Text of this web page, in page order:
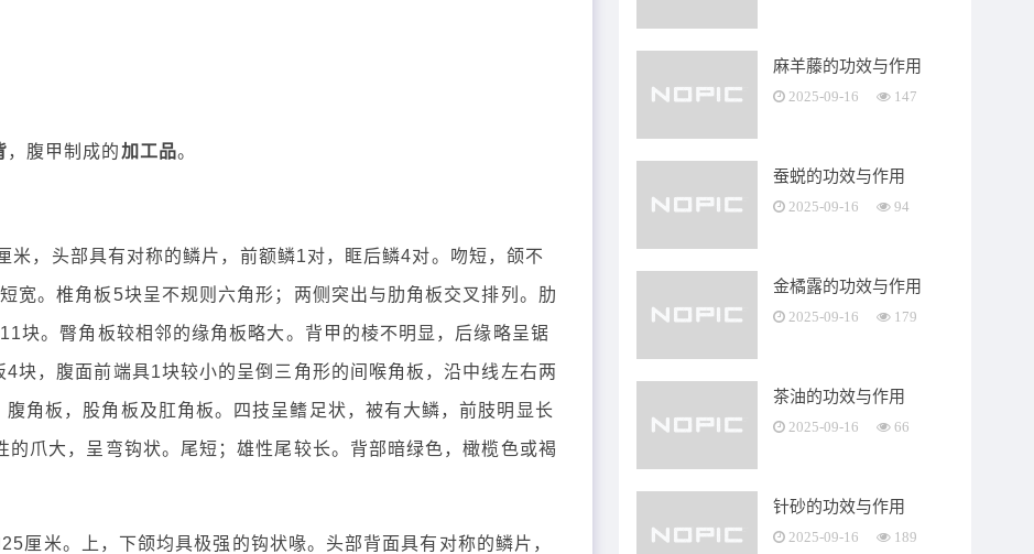
，腹甲制成的加工品。
，头部具有对称的鳞片，前额鳞1对，眶后鳞4对。吻短，颌不
宽。椎角板5块呈不规则六角形；两侧突出与肋角板交叉排列。肋
块。臀角板较相邻的缘角板略大。背甲的棱不明显，后缘略呈锯
块，腹面前端具1块较小的呈倒三角形的间喉角板，沿中线左右两
角板，股角板及肛角板。四技呈鳍足状，被有大鳞，前肢明显长
爪大，呈弯钩状。尾短；雄性尾较长。背部暗绿色，橄榄色或褐
厘米。上，下颌均具极强的钩状喙。头部背面具有对称的鳞片，
麻羊藤的功效与作用
2025-09-16 147
蚕蜕的功效与作用
2025-09-16 94
金橘露的功效与作用
2025-09-16 179
茶油的功效与作用
2025-09-16 66
针砂的功效与作用
2025-09-16 189